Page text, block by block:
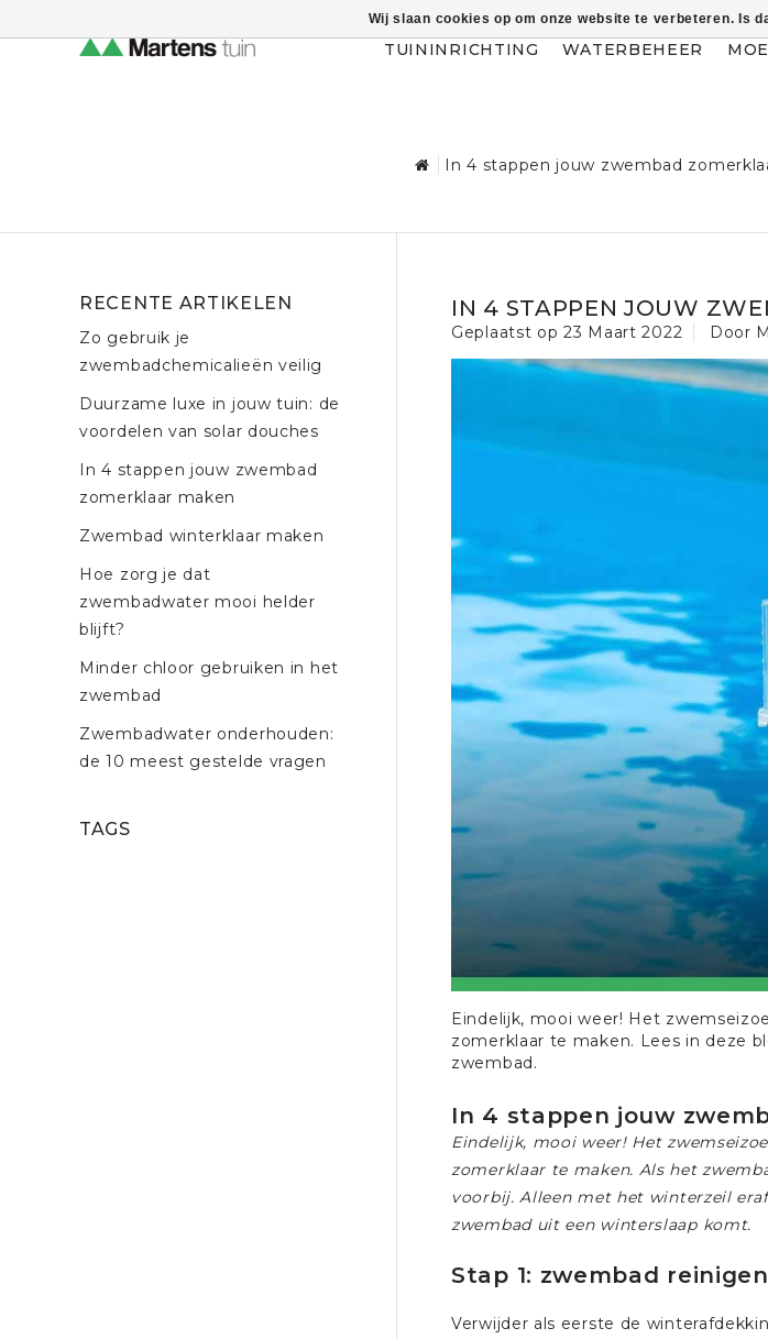
TUININRICHTING WATERBEHEER
In 4 stappen jouw zwembad
IN 4 STAPPEN JOUW
Geplaatst op23 Maart 2022 Door
Eindelijk, mooi weer! Het
zomerklaar te maken. Lees in deze
zwembad.
In 4 stappen jouw
Eindelijk, mooi weer! Het
zomerklaar te maken. Als het
voorbij. Alleen met het winterzeil
zwembad uit een winterslaap komt.
Stap 1: zwembad reinigen
Verwijder als eerste de
RECENTE ARTIKELEN
Zo gebruik je
zwembadchemicalieën veilig
Duurzame luxe in jouw tuin: de
voordelen van solar douches
In 4 stappen jouw zwembad
zomerklaar maken
Zwembad winterklaar maken
Hoe zorg je dat
zwembadwater mooi helder
blijft?
Minder chloor gebruiken in het
zwembad
Zwembadwater onderhouden:
de 10 meest gestelde vragen
TAGS
Wij slaan cookies op om onze website te verbeteren. Is
Themahulp verbergen